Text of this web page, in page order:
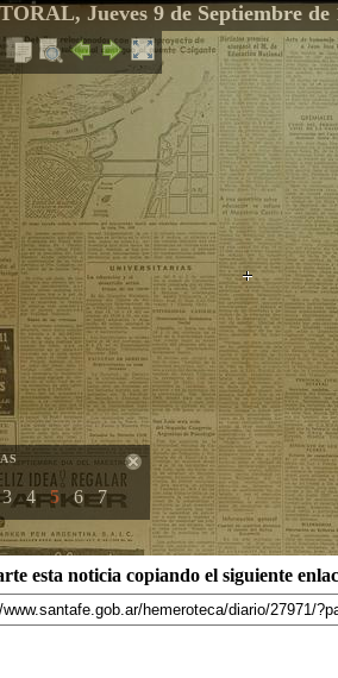
Jueves 9 de Septiembre de
3 4 5 6 7
esta noticia copiando el siguiente